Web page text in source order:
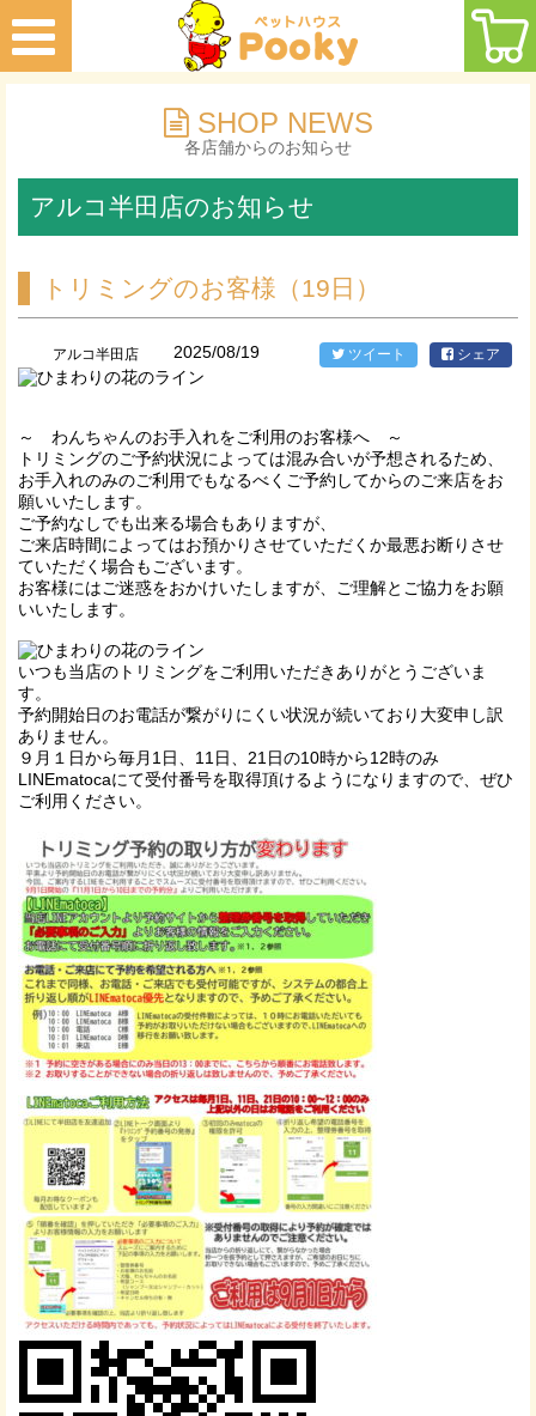
SHOP NEWS
各店舗からのお知らせ
アルコ半田店のお知らせ
トリミングのお客様（19日）
アルコ半田店 2025/08/19 ツイート シェア
～ わんちゃんのお手入れをご利用のお客様へ ～
トリミングのご予約状況によっては混み合いが予想されるため、
お手入れのみのご利用でもなるべくご予約してからのご来店をお
願いいたします。
ご予約なしでも出来る場合もありますが、
ご来店時間によってはお預かりさせていただくか最悪お断りさせ
ていただく場合もございます。
お客様にはご迷惑をおかけいたしますが、ご理解とご協力をお願
いいたします。
いつも当店のトリミングをご利用いただきありがとうございま
す。
予約開始日のお電話が繋がりにくい状況が続いており大変申し訳
ありません。
９月１日から毎月1日、11日、21日の10時から12時のみ
LINEmatocaにて受付番号を取得頂けるようになりますので、ぜひ
ご利用ください。